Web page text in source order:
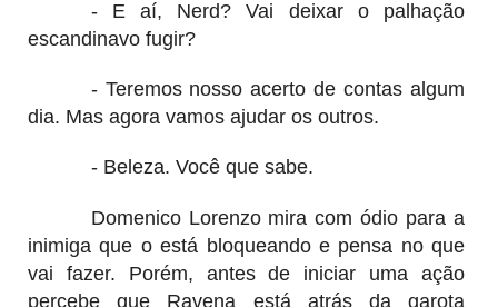
- E aí, Nerd? Vai deixar o palhação
escandinavo fugir?
- Teremos nosso acerto de contas algum
dia. Mas agora vamos ajudar os outros.
- Beleza. Você que sabe.
Domenico Lorenzo mira com ódio para a
inimiga que o está bloqueando e pensa no que
vai fazer. Porém, antes de iniciar uma ação
percebe que Ravena está atrás da garota